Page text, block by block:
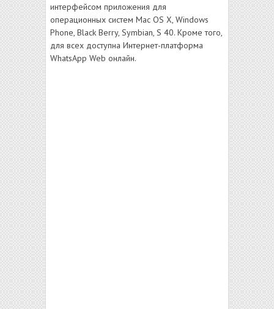
интерфейсом приложения для
операционных систем Mac OS X, Windows
Phone, Black Berry, Symbian, S 40. Кроме того,
для всех доступна Интернет-платформа
WhatsApp Web онлайн.